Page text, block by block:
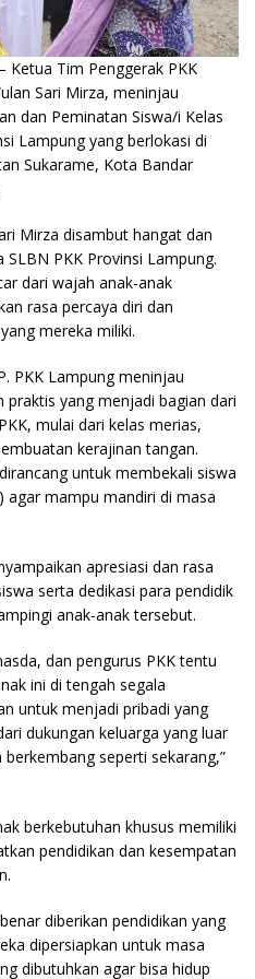
– Ketua Tim Penggerak PKK
Sari Mirza, meninjau
dan Peminatan Siswa/i Kelas
Lampung yang berlokasi di
Sukarame, Kota Bandar
Mirza disambut hangat dan
PKK Provinsi Lampung.
dari wajah anak-anak
rasa percaya diri dan
mereka miliki.
PKK Lampung meninjau
yang menjadi bagian dari
mulai dari kelas merias,
kerajinan tangan.
untuk membekali siswa
agar mampu mandiri di masa
apresiasi dan rasa
serta dedikasi para pendidik
anak-anak tersebut.
dan pengurus PKK tentu
ini di tengah segala
untuk menjadi pribadi yang
dukungan keluarga yang luar
seperti sekarang,”
berkebutuhan khusus memiliki
pendidikan dan kesempatan
diberikan pendidikan yang
dipersiapkan untuk masa
dibutuhkan agar bisa hidup